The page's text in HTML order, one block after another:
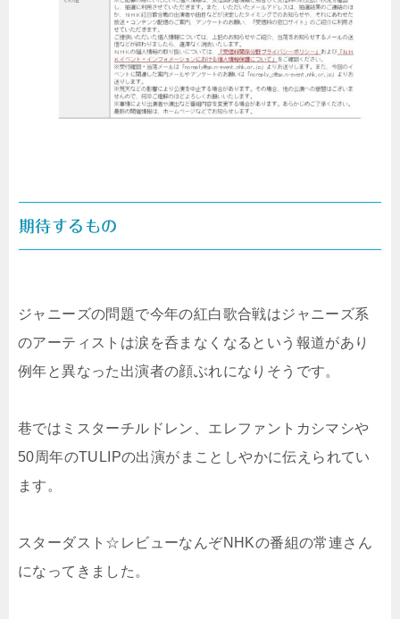
期待するもの
ジャニーズの問題で今年の紅白歌合戦はジャニーズ系
のアーティストは涙を呑まなくなるという報道があり
例年と異なった出演者の顔ぶれになりそうです。
巷ではミスターチルドレン、エレファントカシマシや
50周年のTULIPの出演がまことしやかに伝えられてい
ます。
スターダスト☆レビューなんぞNHKの番組の常連さん
になってきました。